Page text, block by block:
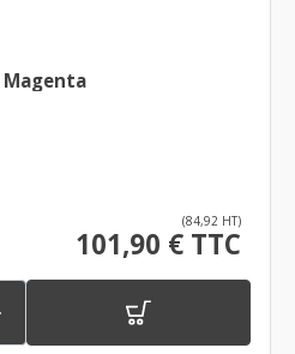
(84,92 HT)
101,90 € TTC